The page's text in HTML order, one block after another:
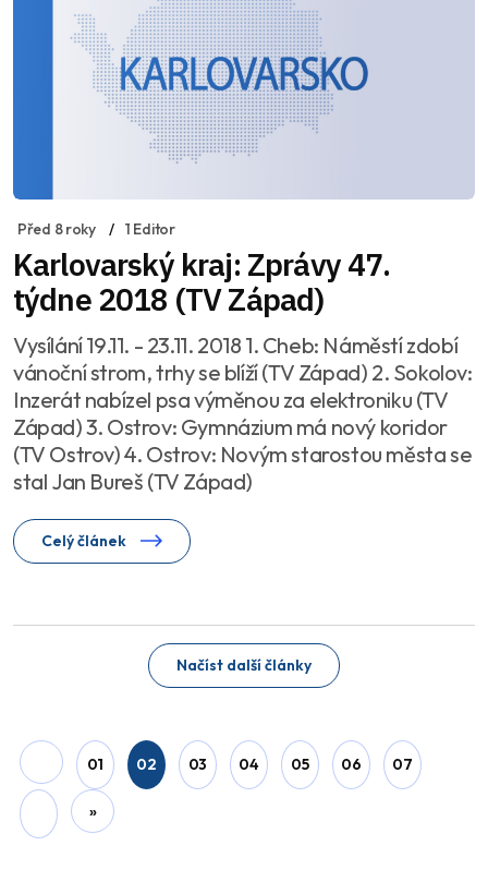
Před 8 roky 1 Editor
Karlovarský kraj: Zprávy 47.
týdne 2018 (TV Západ)
Vysílání 19.11. - 23.11. 2018 1. Cheb: Náměstí zdobí
vánoční strom, trhy se blíží (TV Západ) 2. Sokolov:
Inzerát nabízel psa výměnou za elektroniku (TV
Západ) 3. Ostrov: Gymnázium má nový koridor
(TV Ostrov) 4. Ostrov: Novým starostou města se
stal Jan Bureš (TV Západ)
Celý článek
Načíst další články
01 02 03 04 05 06 07
»